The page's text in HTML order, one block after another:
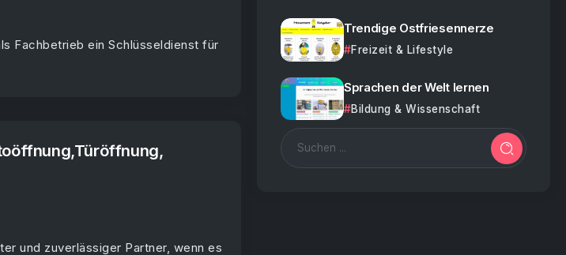
Fachbetrieb ein Schlüsseldienst für
und zuverlässiger Partner, wenn es
Trendige Ostfriesennerze
Freizeit & Lifestyle
Sprachen der Welt lernen
Bildung & Wissenschaft